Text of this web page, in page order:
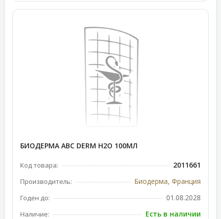
БИОДЕРМА АВС DERM Н2О 100МЛ
Код товара: 2011661
Производитель: Биодерма, Франция
Годен до: 01.08.2028
Наличие: Есть в наличии